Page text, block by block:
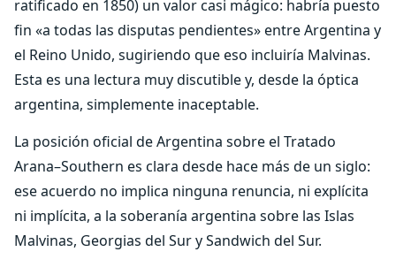
ratificado en 1850) un valor casi mágico: habría puesto
fin «a todas las disputas pendientes» entre Argentina y
el Reino Unido, sugiriendo que eso incluiría Malvinas.
Esta es una lectura muy discutible y, desde la óptica
argentina, simplemente inaceptable.
La posición oficial de Argentina sobre el Tratado
Arana–Southern es clara desde hace más de un siglo:
ese acuerdo no implica ninguna renuncia, ni explícita
ni implícita, a la soberanía argentina sobre las Islas
Malvinas, Georgias del Sur y Sandwich del Sur.